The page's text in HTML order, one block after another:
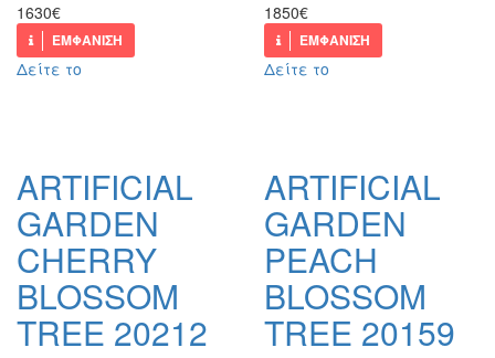
1630€
ΕΜΦΑΝΙΣΗ
1850€
ΕΜΦΑΝΙΣΗ
Δείτε το
ARTIFICIAL
GARDEN
CHERRY
BLOSSOM
TREE 20212
Δείτε το
ARTIFICIAL
GARDEN
PEACH
BLOSSOM
TREE 20159